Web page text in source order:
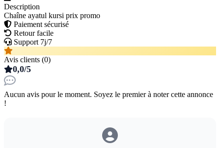
Description
Chaîne ayatul kursi prix promo
Paiement sécurisé
Retour facile
Support 7j/7
Avis clients (0)
0,0/5
Aucun avis pour le moment. Soyez le premier à noter cette annonce
!